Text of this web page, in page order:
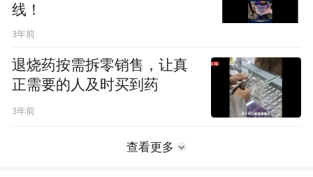
线！
3年前
退烧药按需拆零销售，让真
正需要的人及时买到药
3年前
查看更多